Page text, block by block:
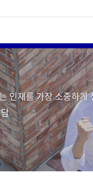
인재를 가장 소중하게